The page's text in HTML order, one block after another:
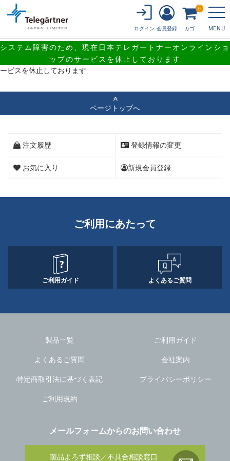
システム障害のため、現在日本テレガートナーオンラインショ
ップのサービスを休止しております
MENU
ログイン 会員登録 カゴ
0
システム障害のため、現在日本テレガートナーオンラインショップのサ
ービスを休止しております
ページトップへ
注文履歴 登録情報の変更
お気に入り 新規会員登録
ご利用にあたって
ご利用ガイド よくあるご質問
製品一覧
ご利用ガイド
よくあるご質問
会社案内
特定商取引法に基づく表記
プライバシーポリシー
ご利用規約
メールフォームからのお問い合わせ
製品よろず相談／不具合相談窓口